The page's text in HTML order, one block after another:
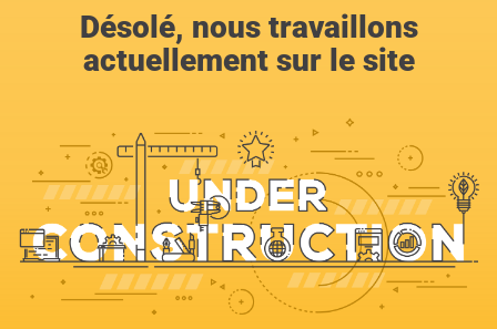
Désolé, nous travaillons
actuellement sur le site